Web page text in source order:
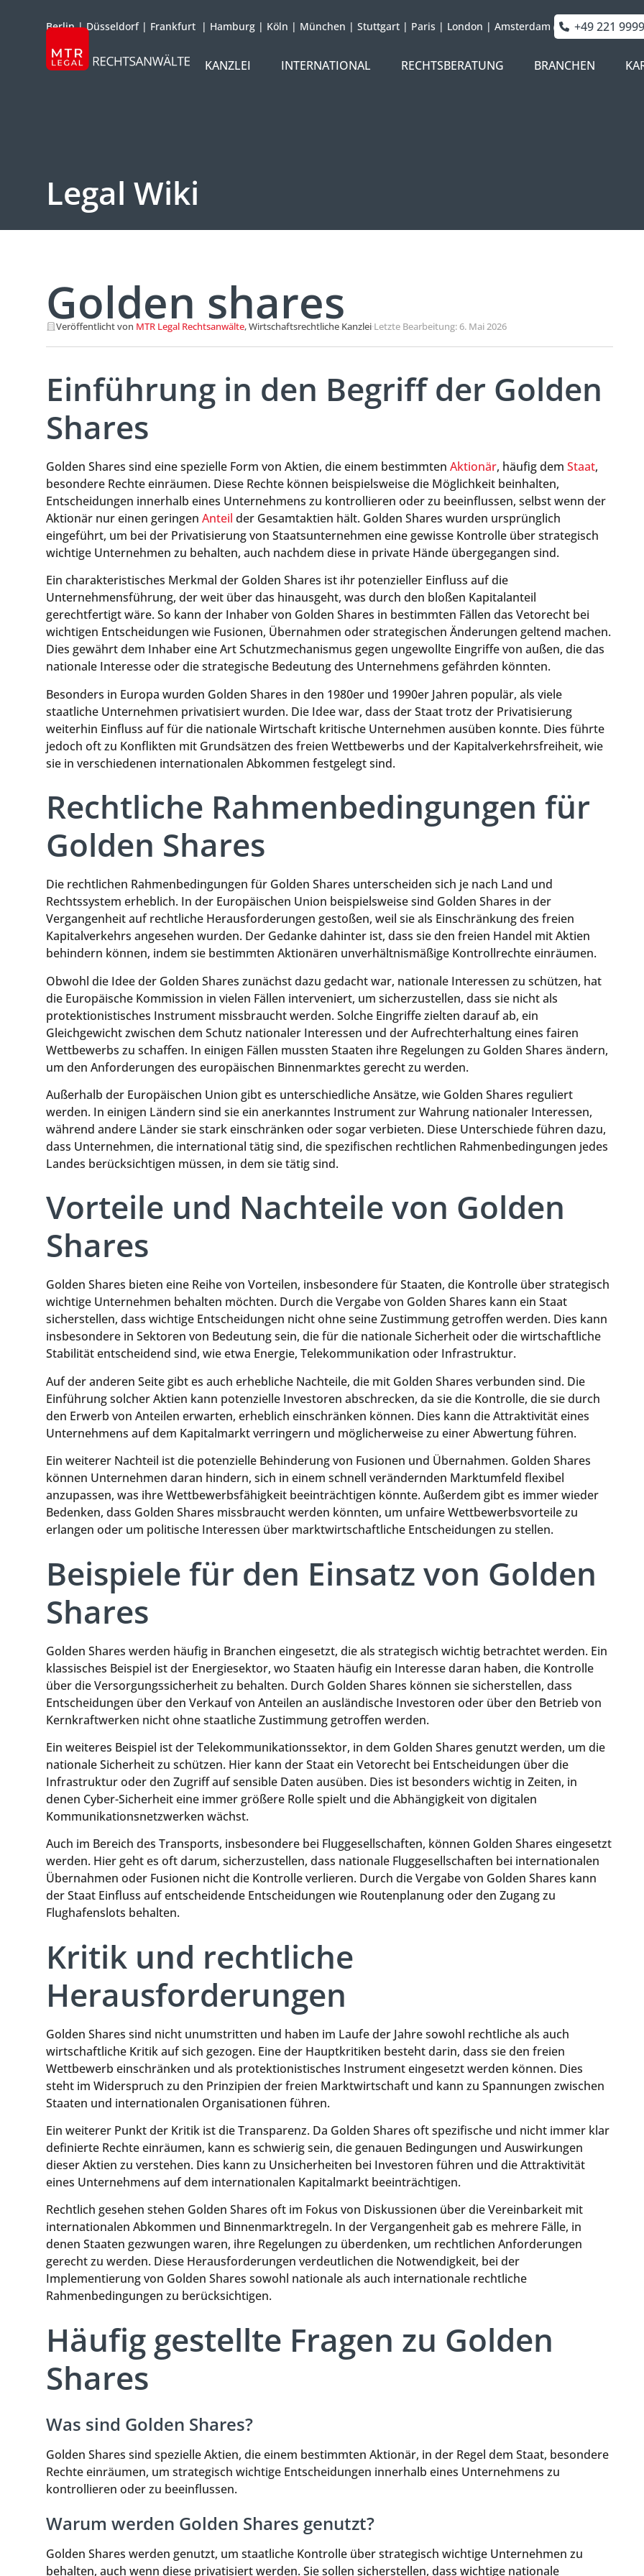
Berlin|Düsseldorf| Frankfurt | Hamburg | Köln | München | Stuttgart | Paris | London | Amsterdam +49 221
KANZLEI
INTERNATIONAL RECHTSBERATUNG BRANCHEN
Legal Wiki
Golden shares
Veröffentlicht von MTR Legal Rechtsanwälte, Wirtschaftsrechtliche Kanzlei·Letzte Bearbeitung: 6. Mai 2026
Einführung in den Begriff der Golden
Shares
Golden Shares sind eine spezielle Form von Aktien, die einem bestimmten Aktionär, häufig dem Staat,
besondere Rechte einräumen. Diese Rechte können beispielsweise die Möglichkeit beinhalten,
Entscheidungen innerhalb eines Unternehmens zu kontrollieren oder zu beeinflussen, selbst wenn der
Aktionär nur einen geringen Anteil der Gesamtaktien hält. Golden Shares wurden ursprünglich
eingeführt, um bei der Privatisierung von Staatsunternehmen eine gewisse Kontrolle über strategisch
wichtige Unternehmen zu behalten, auch nachdem diese in private Hände übergegangen sind.
Ein charakteristisches Merkmal der Golden Shares ist ihr potenzieller Einfluss auf die
Unternehmensführung, der weit über das hinausgeht, was durch den bloßen Kapitalanteil
gerechtfertigt wäre. So kann der Inhaber von Golden Shares in bestimmten Fällen das Vetorecht bei
wichtigen Entscheidungen wie Fusionen, Übernahmen oder strategischen Änderungen geltend machen.
Dies gewährt dem Inhaber eine Art Schutzmechanismus gegen ungewollte Eingriffe von außen, die das
nationale Interesse oder die strategische Bedeutung des Unternehmens gefährden könnten.
Besonders in Europa wurden Golden Shares in den 1980er und 1990er Jahren populär, als viele
staatliche Unternehmen privatisiert wurden. Die Idee war, dass der Staat trotz der Privatisierung
weiterhin Einfluss auf für die nationale Wirtschaft kritische Unternehmen ausüben konnte. Dies führte
jedoch oft zu Konflikten mit Grundsätzen des freien Wettbewerbs und der Kapitalverkehrsfreiheit, wie
sie in verschiedenen internationalen Abkommen festgelegt sind.
Rechtliche Rahmenbedingungen für
Golden Shares
Die rechtlichen Rahmenbedingungen für Golden Shares unterscheiden sich je nach Land und
Rechtssystem erheblich. In der Europäischen Union beispielsweise sind Golden Shares in der
Vergangenheit auf rechtliche Herausforderungen gestoßen, weil sie als Einschränkung des freien
Kapitalverkehrs angesehen wurden. Der Gedanke dahinter ist, dass sie den freien Handel mit Aktien
behindern können, indem sie bestimmten Aktionären unverhältnismäßige Kontrollrechte einräumen.
Obwohl die Idee der Golden Shares zunächst dazu gedacht war, nationale Interessen zu schützen, hat
die Europäische Kommission in vielen Fällen interveniert, um sicherzustellen, dass sie nicht als
protektionistisches Instrument missbraucht werden. Solche Eingriffe zielten darauf ab, ein
Gleichgewicht zwischen dem Schutz nationaler Interessen und der Aufrechterhaltung eines fairen
Wettbewerbs zu schaffen. In einigen Fällen mussten Staaten ihre Regelungen zu Golden Shares ändern,
um den Anforderungen des europäischen Binnenmarktes gerecht zu werden.
Außerhalb der Europäischen Union gibt es unterschiedliche Ansätze, wie Golden Shares reguliert
werden. In einigen Ländern sind sie ein anerkanntes Instrument zur Wahrung nationaler Interessen,
während andere Länder sie stark einschränken oder sogar verbieten. Diese Unterschiede führen dazu,
dass Unternehmen, die international tätig sind, die spezifischen rechtlichen Rahmenbedingungen jedes
Landes berücksichtigen müssen, in dem sie tätig sind.
Vorteile und Nachteile von Golden
Shares
Golden Shares bieten eine Reihe von Vorteilen, insbesondere für Staaten, die Kontrolle über strategisch
wichtige Unternehmen behalten möchten. Durch die Vergabe von Golden Shares kann ein Staat
sicherstellen, dass wichtige Entscheidungen nicht ohne seine Zustimmung getroffen werden. Dies kann
insbesondere in Sektoren von Bedeutung sein, die für die nationale Sicherheit oder die wirtschaftliche
Stabilität entscheidend sind, wie etwa Energie, Telekommunikation oder Infrastruktur.
Auf der anderen Seite gibt es auch erhebliche Nachteile, die mit Golden Shares verbunden sind. Die
Einführung solcher Aktien kann potenzielle Investoren abschrecken, da sie die Kontrolle, die sie durch
den Erwerb von Anteilen erwarten, erheblich einschränken können. Dies kann die Attraktivität eines
Unternehmens auf dem Kapitalmarkt verringern und möglicherweise zu einer Abwertung führen.
Ein weiterer Nachteil ist die potenzielle Behinderung von Fusionen und Übernahmen. Golden Shares
können Unternehmen daran hindern, sich in einem schnell verändernden Marktumfeld flexibel
anzupassen, was ihre Wettbewerbsfähigkeit beeinträchtigen könnte. Außerdem gibt es immer wieder
Bedenken, dass Golden Shares missbraucht werden könnten, um unfaire Wettbewerbsvorteile zu
erlangen oder um politische Interessen über marktwirtschaftliche Entscheidungen zu stellen.
Beispiele für den Einsatz von Golden
Shares
Golden Shares werden häufig in Branchen eingesetzt, die als strategisch wichtig betrachtet werden. Ein
klassisches Beispiel ist der Energiesektor, wo Staaten häufig ein Interesse daran haben, die Kontrolle
über die Versorgungssicherheit zu behalten. Durch Golden Shares können sie sicherstellen, dass
Entscheidungen über den Verkauf von Anteilen an ausländische Investoren oder über den Betrieb von
Kernkraftwerken nicht ohne staatliche Zustimmung getroffen werden.
Ein weiteres Beispiel ist der Telekommunikationssektor, in dem Golden Shares genutzt werden, um die
nationale Sicherheit zu schützen. Hier kann der Staat ein Vetorecht bei Entscheidungen über die
Infrastruktur oder den Zugriff auf sensible Daten ausüben. Dies ist besonders wichtig in Zeiten, in
denen Cyber-Sicherheit eine immer größere Rolle spielt und die Abhängigkeit von digitalen
Kommunikationsnetzwerken wächst.
Auch im Bereich des Transports, insbesondere bei Fluggesellschaften, können Golden Shares eingesetzt
werden. Hier geht es oft darum, sicherzustellen, dass nationale Fluggesellschaften bei internationalen
Übernahmen oder Fusionen nicht die Kontrolle verlieren. Durch die Vergabe von Golden Shares kann
der Staat Einfluss auf entscheidende Entscheidungen wie Routenplanung oder den Zugang zu
Flughafenslots behalten.
Kritik und rechtliche
Herausforderungen
Golden Shares sind nicht unumstritten und haben im Laufe der Jahre sowohl rechtliche als auch
wirtschaftliche Kritik auf sich gezogen. Eine der Hauptkritiken besteht darin, dass sie den freien
Wettbewerb einschränken und als protektionistisches Instrument eingesetzt werden können. Dies
steht im Widerspruch zu den Prinzipien der freien Marktwirtschaft und kann zu Spannungen zwischen
Staaten und internationalen Organisationen führen.
Ein weiterer Punkt der Kritik ist die Transparenz. Da Golden Shares oft spezifische und nicht immer klar
definierte Rechte einräumen, kann es schwierig sein, die genauen Bedingungen und Auswirkungen
dieser Aktien zu verstehen. Dies kann zu Unsicherheiten bei Investoren führen und die Attraktivität
eines Unternehmens auf dem internationalen Kapitalmarkt beeinträchtigen.
Rechtlich gesehen stehen Golden Shares oft im Fokus von Diskussionen über die Vereinbarkeit mit
internationalen Abkommen und Binnenmarktregeln. In der Vergangenheit gab es mehrere Fälle, in
denen Staaten gezwungen waren, ihre Regelungen zu überdenken, um rechtlichen Anforderungen
gerecht zu werden. Diese Herausforderungen verdeutlichen die Notwendigkeit, bei der
Implementierung von Golden Shares sowohl nationale als auch internationale rechtliche
Rahmenbedingungen zu berücksichtigen.
Häufig gestellte Fragen zu Golden
Shares
Was sind Golden Shares?
Golden Shares sind spezielle Aktien, die einem bestimmten Aktionär, in der Regel dem Staat, besondere
Rechte einräumen, um strategisch wichtige Entscheidungen innerhalb eines Unternehmens zu
kontrollieren oder zu beeinflussen.
Warum werden Golden Shares genutzt?
Golden Shares werden genutzt, um staatliche Kontrolle über strategisch wichtige Unternehmen zu
behalten, auch wenn diese privatisiert werden. Sie sollen sicherstellen, dass wichtige nationale